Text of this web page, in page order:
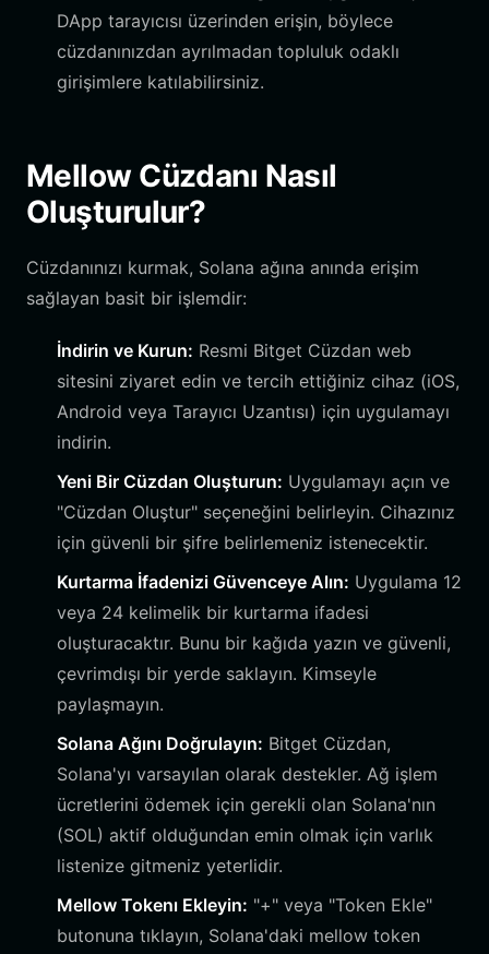
DApp tarayıcısı üzerinden erişin, böylece
cüzdanınızdan ayrılmadan topluluk odaklı
girişimlere katılabilirsiniz.
Mellow Cüzdanı Nasıl
Oluşturulur?
Cüzdanınızı kurmak, Solana ağına anında erişim
sağlayan basit bir işlemdir:
İndirin ve Kurun: Resmi Bitget Cüzdan web
sitesini ziyaret edin ve tercih ettiğiniz cihaz (iOS,
Android veya Tarayıcı Uzantısı) için uygulamayı
indirin.
Yeni Bir Cüzdan Oluşturun: Uygulamayı açın ve
"Cüzdan Oluştur" seçeneğini belirleyin. Cihazınız
için güvenli bir şifre belirlemeniz istenecektir.
Kurtarma İfadenizi Güvenceye Alın: Uygulama 12
veya 24 kelimelik bir kurtarma ifadesi
oluşturacaktır. Bunu bir kağıda yazın ve güvenli,
çevrimdışı bir yerde saklayın. Kimseyle
paylaşmayın.
Solana Ağını Doğrulayın: Bitget Cüzdan,
Solana'yı varsayılan olarak destekler. Ağ işlem
ücretlerini ödemek için gerekli olan Solana'nın
(SOL) aktif olduğundan emin olmak için varlık
listenize gitmeniz yeterlidir.
Mellow Tokenı Ekleyin: "+" veya "Token Ekle"
butonuna tıklayın, Solana'daki mellow token